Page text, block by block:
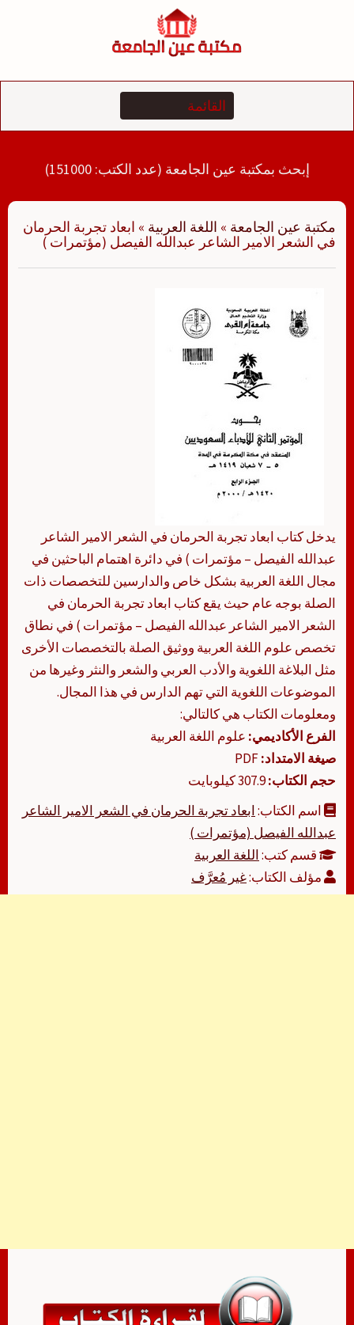
إبحث بمكتبة عين الجامعة (عدد الكتب: 151000)
مكتبة عين الجامعة » اللغة العربية » ابعاد تجربة الحرمان
في الشعر الامير الشاعر عبدالله الفيصل (مؤتمرات )
يدخل كتاب ابعاد تجربة الحرمان في الشعر الامير الشاعر
عبدالله الفيصل – مؤتمرات ) في دائرة اهتمام الباحثين في
مجال اللغة العربية بشكل خاص والدارسين للتخصصات ذات
الصلة بوجه عام حيث يقع كتاب ابعاد تجربة الحرمان في
الشعر الامير الشاعر عبدالله الفيصل – مؤتمرات ) في نطاق
تخصص علوم اللغة العربية ووثيق الصلة بالتخصصات الأخرى
مثل البلاغة اللغوية والأدب العربي والشعر والنثر وغيرها من
الموضوعات اللغوية التي تهم الدارس في هذا المجال.
ومعلومات الكتاب هي كالتالي:
الفرع الأكاديمي: علوم اللغة العربية
صيغة الامتداد:
حجم الكتاب:307.9 كيلوبايت
اسم الكتاب:ابعاد تجربة الحرمان في الشعر الامير الشاعر
عبدالله الفيصل (مؤتمرات )
قسم كتب:اللغة العربية
مؤلف الكتاب:غير مُعرَّف